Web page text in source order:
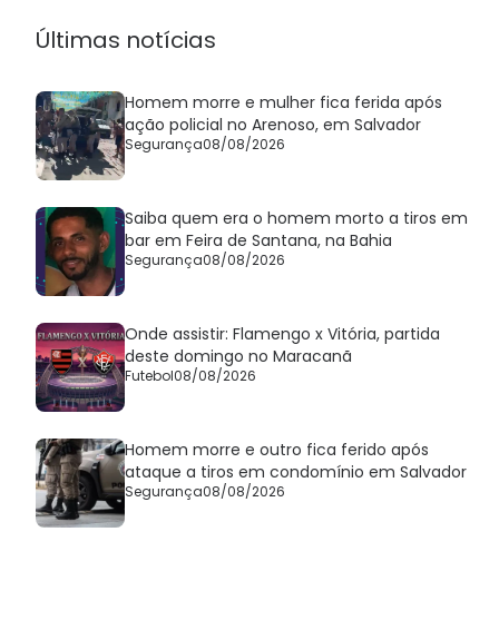
Últimas notícias
Homem morre e mulher fica ferida após
ação policial no Arenoso, em Salvador
Segurança08/08/2026
Saiba quem era o homem morto a tiros em
bar em Feira de Santana, na Bahia
Segurança08/08/2026
Onde assistir: Flamengo x Vitória, partida
deste domingo no Maracanã
Futebol08/08/2026
Homem morre e outro fica ferido após
ataque a tiros em condomínio em Salvador
Segurança08/08/2026